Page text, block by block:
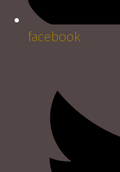
facebook